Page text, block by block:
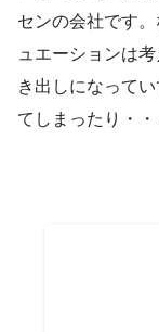
センの会社です
ュエーションは
き出しになって
てしまったり・